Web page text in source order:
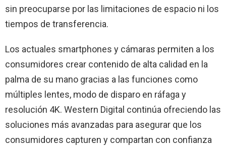
sin preocuparse por las limitaciones de espacio ni los
tiempos de transferencia.
Los actuales smartphones y cámaras permiten a los
consumidores crear contenido de alta calidad en la
palma de su mano gracias a las funciones como
múltiples lentes, modo de disparo en ráfaga y
resolución 4K. Western Digital continúa ofreciendo las
soluciones más avanzadas para asegurar que los
consumidores capturen y compartan con confianza